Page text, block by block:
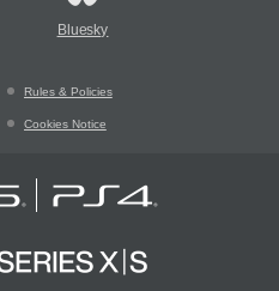
Bluesky
Rules & Policies
Cookies Notice